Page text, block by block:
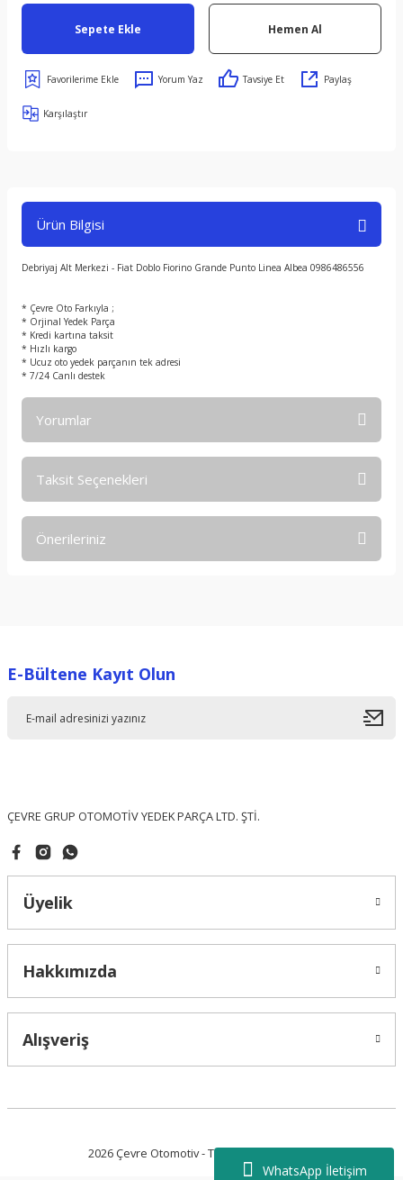
WhatsApp İletişim
Sepete Ekle Hemen Al
Yorum Yaz Tavsiye Et Paylaş
Karşılaştır
Ürün Bilgisi
Debriyaj Alt Merkezi - Fiat Doblo Fiorino Grande Punto Linea Albea 0986486556
* Çevre Oto Farkıyla ;
* Orjinal Yedek Parça
* Kredi kartına taksit
* Hızlı kargo
* Ucuz oto yedek parçanın tek adresi
* 7/24 Canlı destek
Yorumlar
Taksit Seçenekleri
Önerileriniz
Ürün resmi kalitesiz, bozuk veya görüntülenemiyor.
E-Bültene Kayıt Olun
ÇEVRE GRUP OTOMOTİV YEDEK PARÇA LTD. ŞTİ.
Üyelik
Hakkımızda
Alışveriş
2026 Çevre Otomotiv - Tüm Hakları Saklıdır.